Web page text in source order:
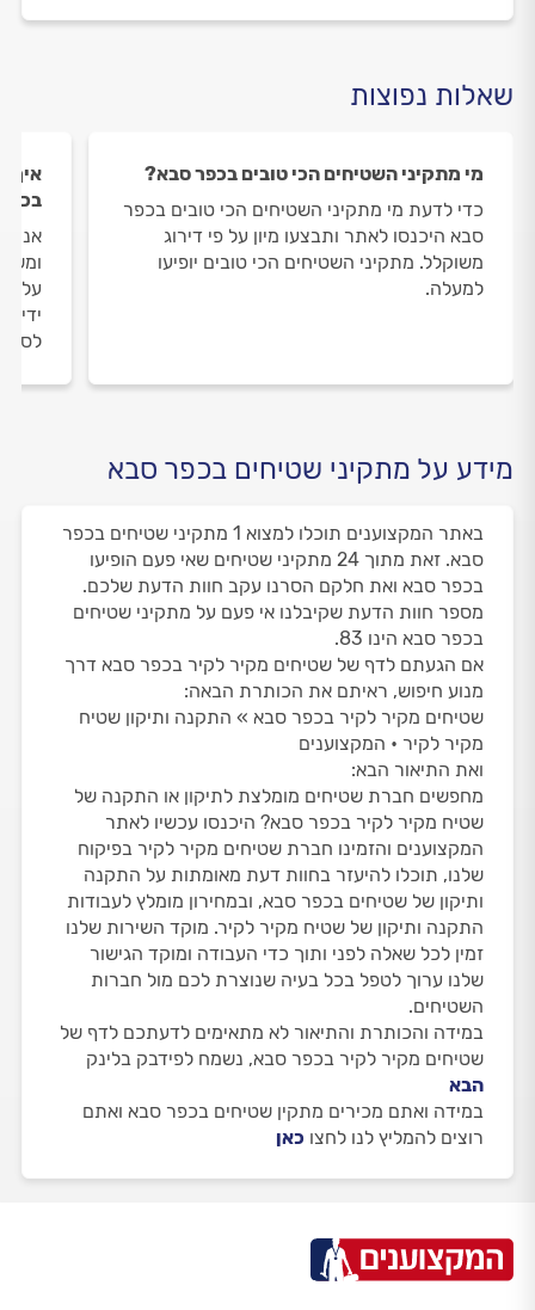
שאלות נפוצות
מי מתקיני השטיחים הכי טובים בכפר סבא?
כדי לדעת מי מתקיני השטיחים הכי טובים בכפר
סבא היכנסו לאתר ותבצעו מיון על פי דירוג
משוקלל. מתקיני השטיחים הכי טובים יופיעו
למעלה.
איך
על
ידי
מידע על מתקיני שטיחים בכפר סבא
באתר המקצוענים תוכלו למצוא 1 מתקיני שטיחים בכפר
סבא. זאת מתוך 24 מתקיני שטיחים שאי פעם הופיעו
בכפר סבא ואת חלקם הסרנו עקב חוות הדעת שלכם.
מספר חוות הדעת שקיבלנו אי פעם על מתקיני שטיחים
בכפר סבא הינו 83.
אם הגעתם לדף של שטיחים מקיר לקיר בכפר סבא דרך
מנוע חיפוש, ראיתם את הכותרת הבאה:
שטיחים מקיר לקיר בכפר סבא » התקנה ותיקון שטיח
מקיר לקיר • המקצוענים
ואת התיאור הבא:
מחפשים חברת שטיחים מומלצת לתיקון או התקנה של
שטיח מקיר לקיר בכפר סבא? היכנסו עכשיו לאתר
המקצוענים והזמינו חברת שטיחים מקיר לקיר בפיקוח
שלנו, תוכלו להיעזר בחוות דעת מאומתות על התקנה
ותיקון של שטיחים בכפר סבא, ובמחירון מומלץ לעבודות
התקנה ותיקון של שטיח מקיר לקיר. מוקד השירות שלנו
זמין לכל שאלה לפני ותוך כדי העבודה ומוקד הגישור
שלנו ערוך לטפל בכל בעיה שנוצרת לכם מול חברות
השטיחים.
במידה והכותרת והתיאור לא מתאימים לדעתכם לדף של
שטיחים מקיר לקיר בכפר סבא, נשמח לפידבק בלינק
הבא
במידה ואתם מכירים מתקין שטיחים בכפר סבא ואתם
רוצים להמליץ לנו לחצו כאן